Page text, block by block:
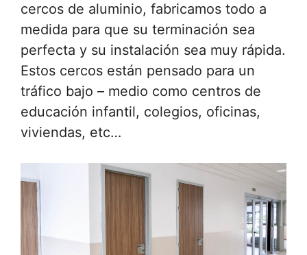
cercos de aluminio, fabricamos todo a
medida para que su terminación sea
perfecta y su instalación sea muy rápida.
Estos cercos están pensado para un
tráfico bajo – medio como centros de
educación infantil, colegios, oficinas,
viviendas, etc…